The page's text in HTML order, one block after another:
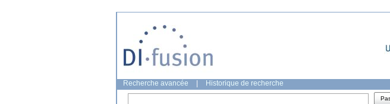
Recherche avancée Historique de recherche